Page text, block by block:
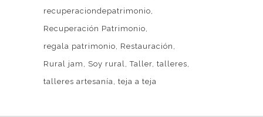
recuperaciondepatrimonio
Recuperación Patrimonio
regala patrimonio
Restauración
Rural jam
Soy rural Taller talleres
talleres artesanía teja a teja